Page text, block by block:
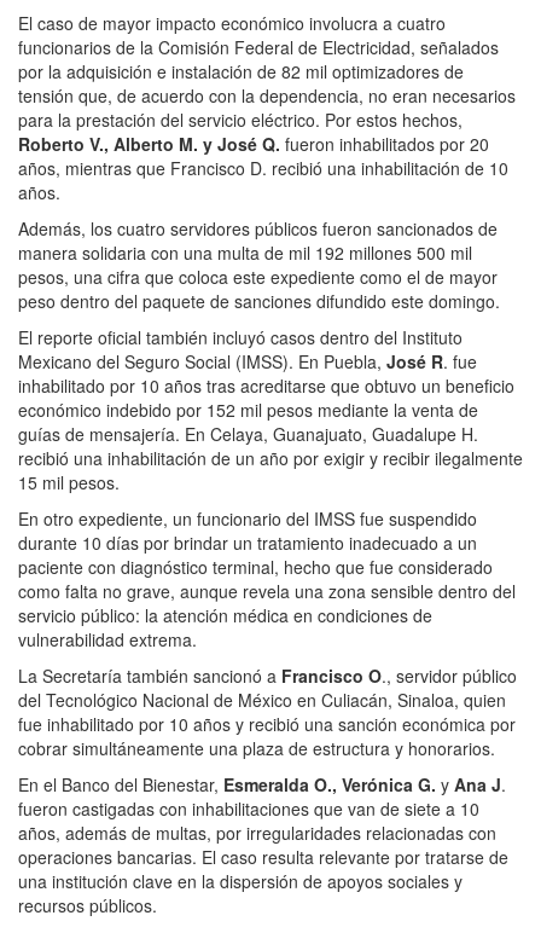
El caso de mayor impacto económico involucra a cuatro
funcionarios de la Comisión Federal de Electricidad, señalados
por la adquisición e instalación de 82 mil optimizadores de
tensión que, de acuerdo con la dependencia, no eran necesarios
para la prestación del servicio eléctrico. Por estos hechos,
Roberto V., Alberto M. y José Q. fueron inhabilitados por 20
años, mientras que Francisco D. recibió una inhabilitación de 10
años.
Además, los cuatro servidores públicos fueron sancionados de
manera solidaria con una multa de mil 192 millones 500 mil
pesos, una cifra que coloca este expediente como el de mayor
peso dentro del paquete de sanciones difundido este domingo.
El reporte oficial también incluyó casos dentro del Instituto
Mexicano del Seguro Social (IMSS). En Puebla, José R. fue
inhabilitado por 10 años tras acreditarse que obtuvo un beneficio
económico indebido por 152 mil pesos mediante la venta de
guías de mensajería. En Celaya, Guanajuato, Guadalupe H.
recibió una inhabilitación de un año por exigir y recibir ilegalmente
15 mil pesos.
En otro expediente, un funcionario del IMSS fue suspendido
durante 10 días por brindar un tratamiento inadecuado a un
paciente con diagnóstico terminal, hecho que fue considerado
como falta no grave, aunque revela una zona sensible dentro del
servicio público: la atención médica en condiciones de
vulnerabilidad extrema.
La Secretaría también sancionó a Francisco O., servidor público
del Tecnológico Nacional de México en Culiacán, Sinaloa, quien
fue inhabilitado por 10 años y recibió una sanción económica por
cobrar simultáneamente una plaza de estructura y honorarios.
En el Banco del Bienestar, Esmeralda O., Verónica G. y Ana J.
fueron castigadas con inhabilitaciones que van de siete a 10
años, además de multas, por irregularidades relacionadas con
operaciones bancarias. El caso resulta relevante por tratarse de
una institución clave en la dispersión de apoyos sociales y
recursos públicos.